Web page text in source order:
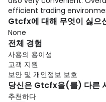
efficient trading
Gtcfx에 대해 무엇이 싫으
None
전체 경험
사용의 용이성
고객 지원
보안 및 개인정보 보호
당신은 Gtcfx을(를) 다른
추천하다